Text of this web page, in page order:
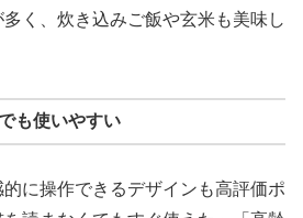
く、炊き込みご飯や玄米も美味し
も使いやすい
に操作できるデザインも高評価ポ